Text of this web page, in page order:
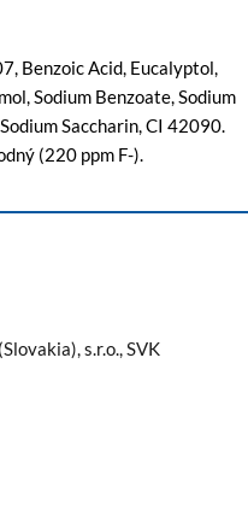
Benzoic Acid, Eucalyptol,
Sodium Benzoate, Sodium
Saccharin, CI 42090.
(220 ppm F-).
s.r.o., SVK